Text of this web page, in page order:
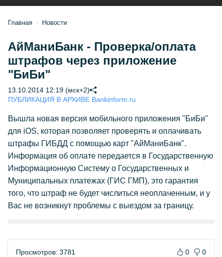
Главная Новости
АйМаниБанк - Проверка/оплата
штрафов через приложение
"БиБи"
13.10.2014 12:19 (мск+2)
ПУБЛИКАЦИЯ В АРХИВЕ Bankinform.ru
Вышла новая версия мобильного приложения "БиБи"
для iOS, которая позволяет проверять и оплачивать
штрафы ГИБДД с помощью карт "АйМаниБанк".
Информация об оплате передается в Государственную
Информационную Систему о Государственных и
Муниципальных платежах (ГИС ГМП), это гарантия
того, что штраф не будет числиться неоплаченным, и у
Вас не возникнут проблемы с выездом за границу.
Просмотров: 3781 0 0